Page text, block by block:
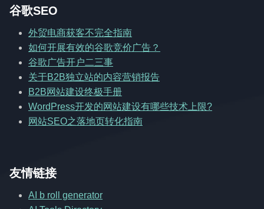
谷歌SEO
外贸电商获客不完全指南
如何开展有效的谷歌竞价广告？
谷歌广告开户二三事
关于B2B独立站的内容营销报告
B2B网站建设终极手册
WordPress开发的网站建设有哪些技术上限?
网站SEO之落地页转化指南
友情链接
AI b roll generator